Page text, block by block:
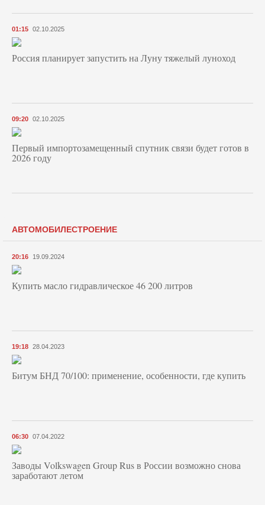
01:15 02.10.2025
Россия планирует запустить на Луну тяжелый луноход
09:20 02.10.2025
Первый импортозамещенный спутник связи будет готов в
2026 году
АВТОМОБИЛЕСТРОЕНИЕ
20:16 19.09.2024
Купить масло гидравлическое 46 200 литров
19:18 28.04.2023
Битум БНД 70/100: применение, особенности, где купить
06:30 07.04.2022
Заводы Volkswagen Group Rus в России возможно снова
заработают летом